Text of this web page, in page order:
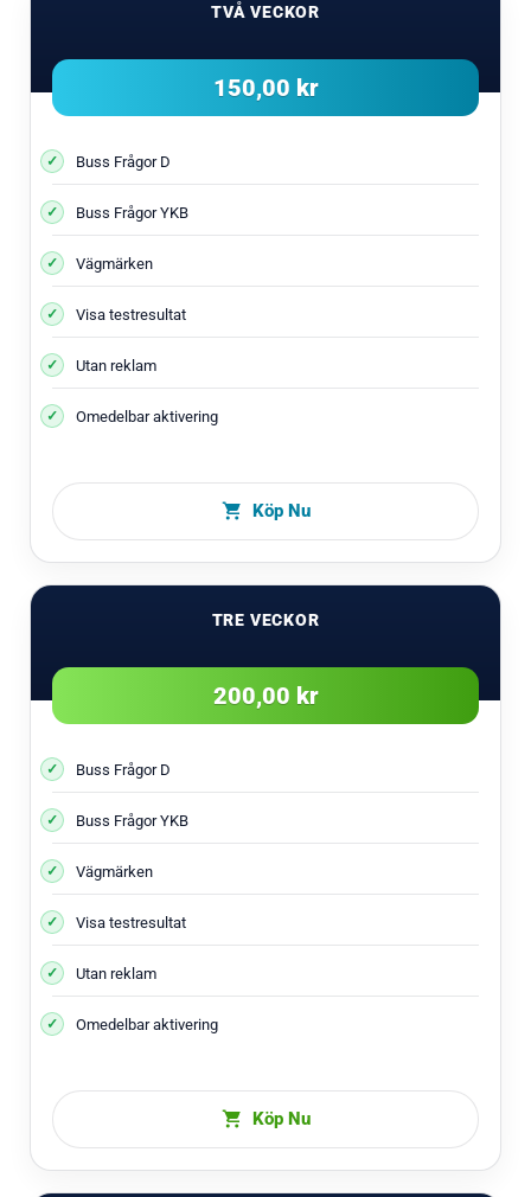
TVÅ VECKOR
150,00 kr
Buss Frågor D
Buss Frågor YKB
Vägmärken
Visa testresultat
Utan reklam
Omedelbar aktivering
Köp Nu
TRE VECKOR
200,00 kr
Buss Frågor D
Buss Frågor YKB
Vägmärken
Visa testresultat
Utan reklam
Omedelbar aktivering
Köp Nu